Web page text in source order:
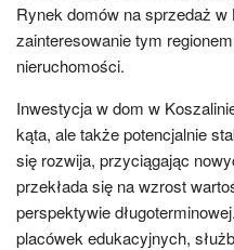
Rynek domów na sprzedaż
zainteresowanie tym
nieruchomości.
Inwestycja w dom w
kąta, ale także potencjalnie
się rozwija, przyciągając
przekłada się na wzrost
perspektywie
placówek edukacyjnych,